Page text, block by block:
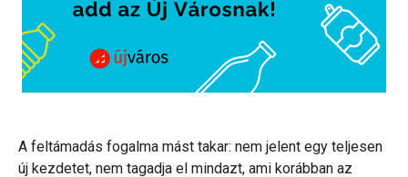
A feltámadás fogalma mást takar: nem jelent egy teljesen
új kezdetet, nem tagadja el mindazt, ami korábban az